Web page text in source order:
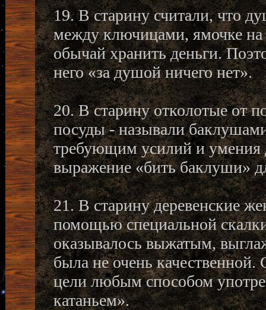
19. В старину считали, что
между ключицами, ямочке
обычай хранить деньги.
него «за душой ничего нет».
20. В старину отколотые от
посуды - называли
требующим усилий и умения
выражение «бить баклуши»
21. В старину деревенские
помощью специальной
оказывалось выжатым,
была не очень качественной.
цели любым способом
катаньем».